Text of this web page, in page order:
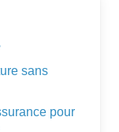
sans
pour